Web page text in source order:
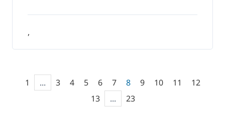
,
1 ... 3 4 5 6 7 8 9 10 11
12
13
... 23